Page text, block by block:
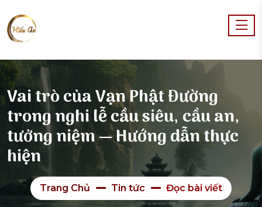
Vai trò của Vạn Phật Đường
trong nghi lễ cầu siêu, cầu an,
tưởng niệm — Hướng dẫn thực
hiện
Trang Chủ Tin tức Đọc bài viết